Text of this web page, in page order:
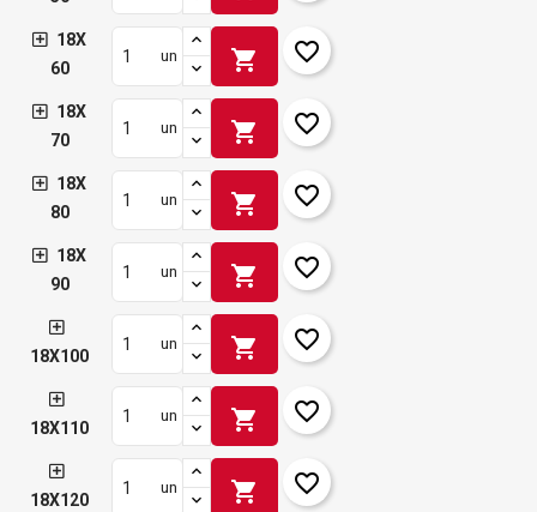
18X
60
un shopping_cart favorite_border
18X
70
un shopping_cart favorite_border
18X
80
un shopping_cart favorite_border
18X
90
un shopping_cart favorite_border
18X100
un shopping_cart favorite_border
18X110
un shopping_cart favorite_border
18X120
un shopping_cart favorite_border